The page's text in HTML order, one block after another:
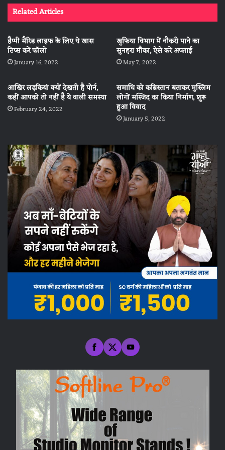
Related Articles
हैप्पी मैरिड लाइफ के लिए ये खास
टिप्स करें फॉलो
January 16, 2022
खुफिया विभाग में नौकरी पाने का
सुनहरा मौका, ऐसे करे अप्लाई
May 7, 2022
आखिर लड़कियां क्यों देखती है पोर्न,
कहीं आपको तो नहीं है ये वाली समस्या
February 24, 2022
समाधि को कब्रिस्तान बताकर मुस्लिम
लोगों मस्जिद का किया निर्माण, शुरू
हुआ विवाद
January 5, 2022